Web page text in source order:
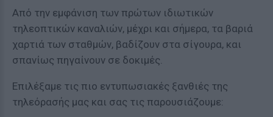
Από την εμφάνιση των πρώτων ιδιωτικών
τηλεοπτικών καναλιών, μέχρι και σήμερα, τα βαριά
χαρτιά των σταθμών, βαδίζουν στα σίγουρα, και
σπανίως πηγαίνουν σε δοκιμές.
Επιλέξαμε τις πιο εντυπωσιακές ξανθιές της
τηλεόρασής μας και σας τις παρουσιάζουμε: